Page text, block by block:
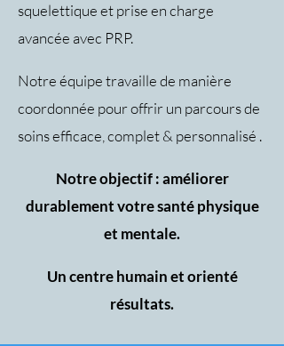
squelettique et prise en charge
avancée avec PRP.
Notre équipe travaille de manière
coordonnée pour offrir un parcours de
soins efficace, complet & personnalisé .
Notre objectif : améliorer
durablement votre santé physique
et mentale.
Un centre humain et orienté
résultats.